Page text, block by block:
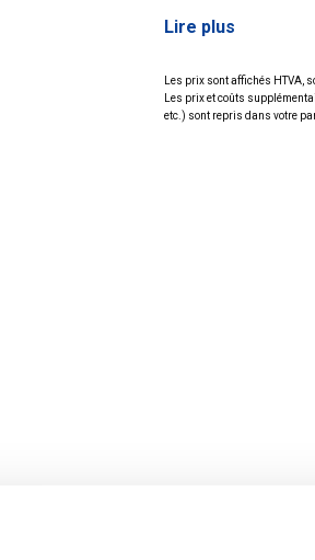
Lire plus
Les prix sont affichés HTVA,
Les prix et coûts
etc.) sont repris dans votre